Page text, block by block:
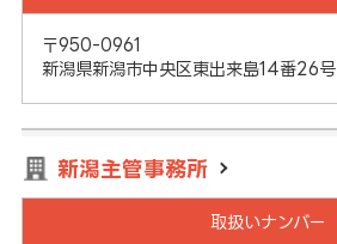
〒950-0961
新潟県新潟市中央区東出来島14番26号
新潟主管事務所
取扱いナンバー